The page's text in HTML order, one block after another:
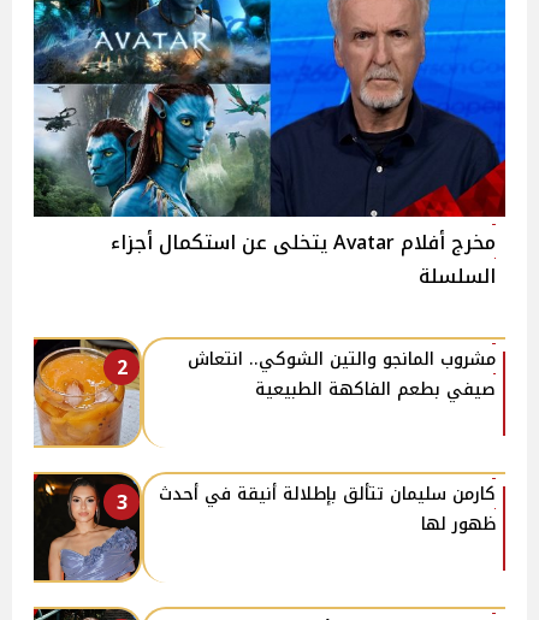
مخرج أفلام Avatar يتخلى عن استكمال أجزاء
السلسلة
2
مشروب المانجو والتين الشوكي.. انتعاش
صيفي بطعم الفاكهة الطبيعية
3
كارمن سليمان تتألق بإطلالة أنيقة في أحدث
ظهور لها